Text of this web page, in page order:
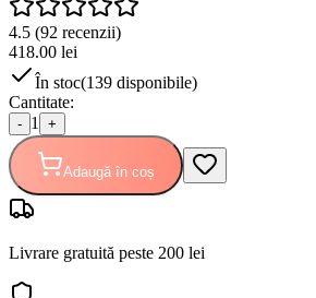
4.5 (92 recenzii)
418.00 lei
În stoc(139 disponibile)
Cantitate:
- 1 +
Adaugă în coș
Livrare gratuită peste 200 lei